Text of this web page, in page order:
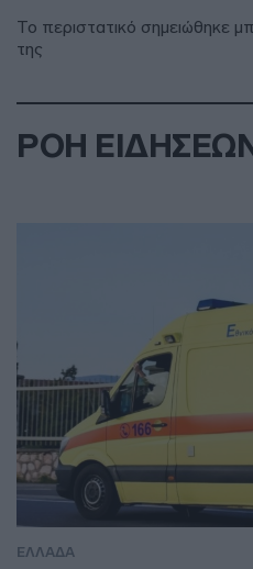
Το περιστατικό σημειώθηκε
της
ΡΟΗ
ΕΛΛΑΔΑ